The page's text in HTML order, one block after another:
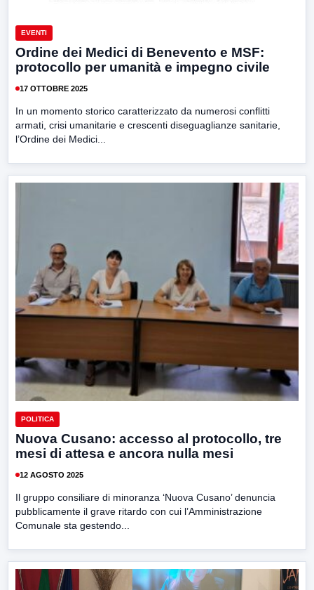
EVENTI
Ordine dei Medici di Benevento e MSF:
protocollo per umanità e impegno civile
17 OTTOBRE 2025
In un momento storico caratterizzato da numerosi conflitti
armati, crisi umanitarie e crescenti diseguaglianze sanitarie,
l’Ordine dei Medici...
POLITICA
Nuova Cusano: accesso al protocollo, tre
mesi di attesa e ancora nulla mesi
12 AGOSTO 2025
Il gruppo consiliare di minoranza ‘Nuova Cusano’ denuncia
pubblicamente il grave ritardo con cui l’Amministrazione
Comunale sta gestendo...